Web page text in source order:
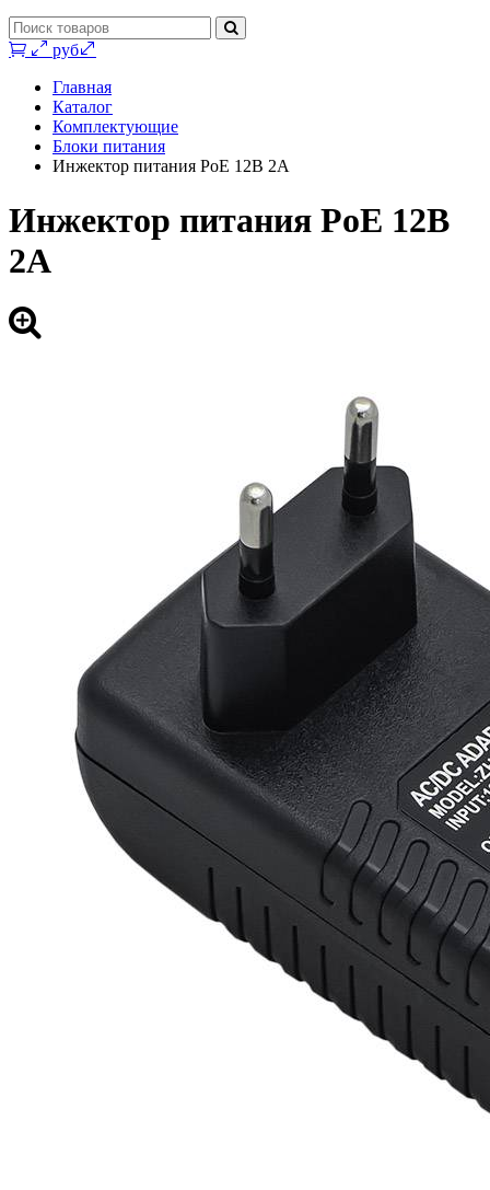
0 руб.
Главная
Каталог
Комплектующие
Блоки питания
Инжектор питания PoE 12В 2А
Инжектор питания PoE 12В
2А